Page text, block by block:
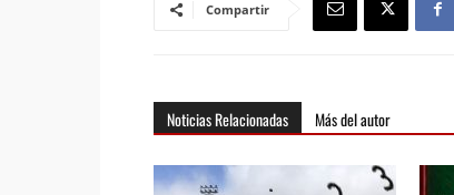
Compartir
Noticias Relacionadas Más del autor